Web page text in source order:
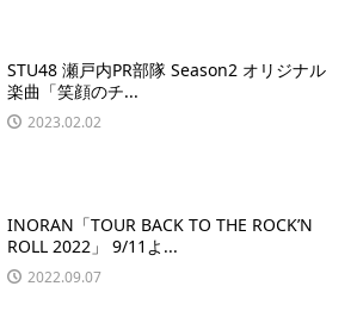
STU48 瀬戸内PR部隊 Season2 オリジナル
楽曲「笑顔のチ...
2023.02.02
INORAN「TOUR BACK TO THE ROCK’N
ROLL 2022」 9/11よ...
2022.09.07